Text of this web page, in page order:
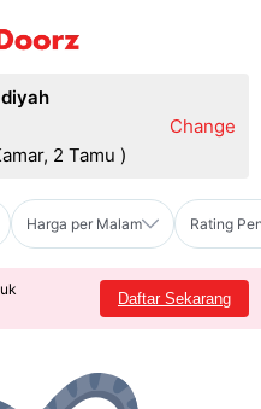
2 Tamu )
Change
Harga per Malam Rating
Daftar Sekarang